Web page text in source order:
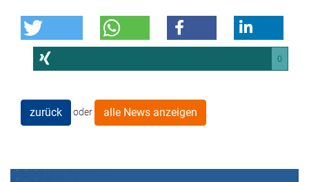
0
zurück oder alle News anzeigen